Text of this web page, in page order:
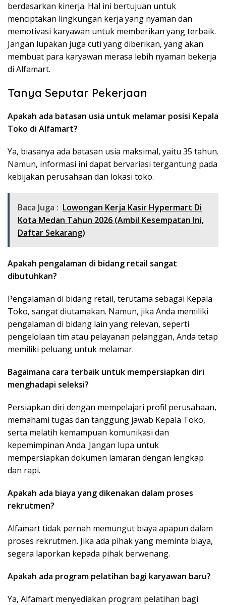
berdasarkan kinerja. Hal ini bertujuan untuk
menciptakan lingkungan kerja yang nyaman dan
memotivasi karyawan untuk memberikan yang terbaik.
Jangan lupakan juga cuti yang diberikan, yang akan
membuat para karyawan merasa lebih nyaman bekerja
di Alfamart.
Tanya Seputar Pekerjaan
Apakah ada batasan usia untuk melamar posisi Kepala
Toko di Alfamart?
Ya, biasanya ada batasan usia maksimal, yaitu 35 tahun.
Namun, informasi ini dapat bervariasi tergantung pada
kebijakan perusahaan dan lokasi toko.
Baca Juga : Lowongan Kerja Kasir Hypermart Di
Kota Medan Tahun 2026 (Ambil Kesempatan Ini,
Daftar Sekarang)
Apakah pengalaman di bidang retail sangat
dibutuhkan?
Pengalaman di bidang retail, terutama sebagai Kepala
Toko, sangat diutamakan. Namun, jika Anda memiliki
pengalaman di bidang lain yang relevan, seperti
pengelolaan tim atau pelayanan pelanggan, Anda tetap
memiliki peluang untuk melamar.
Bagaimana cara terbaik untuk mempersiapkan diri
menghadapi seleksi?
Persiapkan diri dengan mempelajari profil perusahaan,
memahami tugas dan tanggung jawab Kepala Toko,
serta melatih kemampuan komunikasi dan
kepemimpinan Anda. Jangan lupa untuk
mempersiapkan dokumen lamaran dengan lengkap
dan rapi.
Apakah ada biaya yang dikenakan dalam proses
rekrutmen?
Alfamart tidak pernah memungut biaya apapun dalam
proses rekrutmen. Jika ada pihak yang meminta biaya,
segera laporkan kepada pihak berwenang.
Apakah ada program pelatihan bagi karyawan baru?
Ya, Alfamart menyediakan program pelatihan bagi